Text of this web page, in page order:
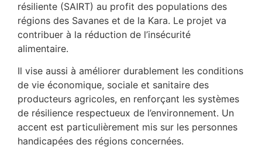
résiliente (SAIRT) au profit des populations des
régions des Savanes et de la Kara. Le projet va
contribuer à la réduction de l’insécurité
alimentaire.
Il vise aussi à améliorer durablement les conditions
de vie économique, sociale et sanitaire des
producteurs agricoles, en renforçant les systèmes
de résilience respectueux de l’environnement. Un
accent est particulièrement mis sur les personnes
handicapées des régions concernées.